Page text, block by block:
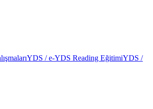
YDS / e-YDS Reading EğitimiYDS /